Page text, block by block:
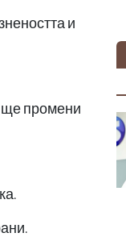
и
ще промени